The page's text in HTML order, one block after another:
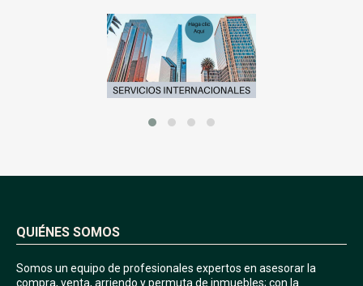
QUIÉNES SOMOS
Somos un equipo de profesionales expertos en asesorar la
compra, venta, arriendo y permuta de inmuebles; con la